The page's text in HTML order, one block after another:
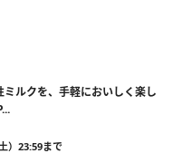
ミルクを、手軽においしく楽し
）23:59まで